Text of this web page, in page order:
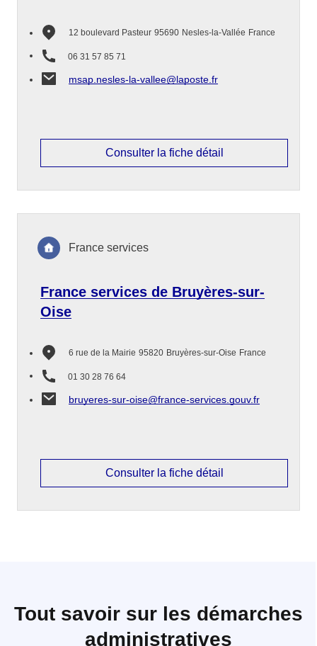
12 boulevard Pasteur 95690 Nesles-la-Vallée France
06 31 57 85 71
msap.nesles-la-vallee@laposte.fr
Consulter la fiche détail
France services de Bruyères-sur-
Oise
6 rue de la Mairie 95820 Bruyères-sur-Oise France
01 30 28 76 64
bruyeres-sur-oise@france-services.gouv.fr
France services
Consulter la fiche détail
Tout savoir sur les démarches
administratives